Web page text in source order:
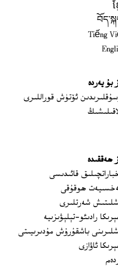
ខ្
Tiếng
بۇ يەردە
ئۆتۈش قوراللىرى
ھەققىدە
قائىدىسى
ھوقۇقى
شەرتلىرى
رادىئو-تېلېۋىزىيە
باشقۇرۇش مۇدىرىيىتى
ئاۋازى